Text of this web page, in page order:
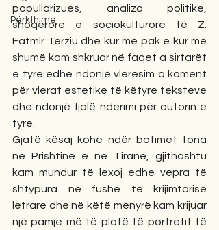
Përkthime
popullarizues, analiza politike,
shoqërore e sociokulturore të Z.
Fatmir Terziu dhe kur më pak e kur më
shumë kam shkruar në faqet a sirtarët
e tyre edhe ndonjë vlerësim a koment
për vlerat estetike të këtyre teksteve
dhe ndonjë fjalë nderimi për autorin e
tyre.
Gjatë kësaj kohe ndër botimet tona
në Prishtinë e në Tiranë, gjithashtu
kam mundur të lexoj edhe vepra të
shtypura në fushë të krijimtarisë
letrare dhe në këtë mënyrë kam krijuar
një pamje më të plotë të portretit të